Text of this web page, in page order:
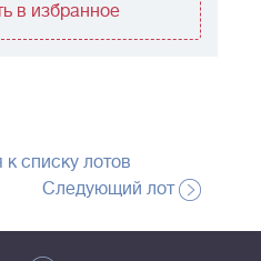
в избранное
к списку лотов
Следующий лот